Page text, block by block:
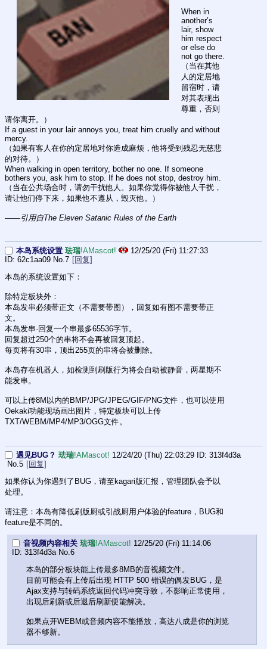
When in
another’s
lair, show
him respect
or else do
not go there.
（当在其他
人的定居地
留宿时，请
对其表现出
尊重，否则
请你离开。）
If a guest in your lair annoys you, treat him cruelly and without
mercy.
（如果有客人在你的定居地对你造成麻烦，他将受到残忍无慈悲
的对待。）
When walking in open territory, bother no one. If someone
bothers you, ask him to stop. If he does not stop, destroy him.
（当在公共场合时，请勿干扰他人。如果你觉得你被他人干扰，
请让他们停下来，如果他不遵从，毁灭他。）
——引用自The Eleven Satanic Rules of the Earth
本岛系统设置 珐瑞!AMascot!
12/25/20 (Fri) 11:27:33
62c1aa09 No. 7 [回复]
本岛的系统设置如下：
除特定板块外：
本岛发串必须带正文（不需要带图），回复如有图不需要带正
文。
本岛发串·回复一个串最多65536字节。
回复超过250个的串将不会再被回复顶起。
每页将有30串，顶出255页的串将会被删除。
本岛存在机器人，如检测到刷版行为将会自动被静音，两星期不
能发串。
可以上传8M以内的BMP/JPG/JPEG/GIF/PNG文件，也可以使用
Oekaki功能现场画出图片，特定板块可以上传
TXT/WEBM/MP4/MP3/OGG文件。
遇见BUG？ 珐瑞!AMascot! 12/24/20 (Thu) 22:03:29
313f4d3a
No. 5 [回复]
如果你认为你遇到了BUG，请至kagari版汇报，管理团队会予以
处理。
请注意：本岛有降低刷版厨或引战厨用户体验的feature，BUG和
feature是不同的。
音视频内容相关 珐瑞!AMascot! 12/25/20 (Fri) 11:14:06
313f4d3a No.6
本岛的部分板块能上传最多8MB的音视频文件。
目前可能会有上传后出现 HTTP 500 错误的偶发BUG，是
Ajax支持与转码系统返回代码冲突导致，不影响正常使用，
出现后刷新或后退后刷新便能解决。
如果点开WEBM或音频内容不能播放，高达八成是你的浏览
器不够新。